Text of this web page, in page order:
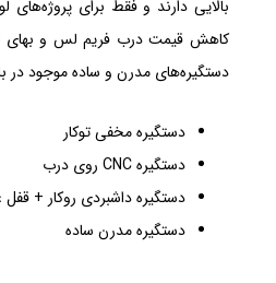
بالایی دارند و فقط برای
کاهش قیمت درب فریم لس و بهای
دستگیره‌های مدرن و ساده موجود در
دستگیره مخفی توکار
دستگیره CNC روی درب
دستگیره داشبردی روکار +
دستگیره مدرن ساده